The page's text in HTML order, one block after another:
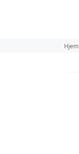
Hjem